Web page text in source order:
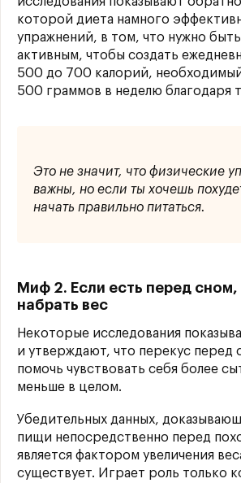
которой диета намного
упражнений, в том, что нужно
активным, чтобы создать
500 до 700 калорий,
500 граммов в неделю благодаря
Это не значит, что физические
важны, но если ты хочешь
начать правильно питаться.
Миф 2. Если есть перед
набрать вес
Некоторые исследования
и утверждают, что перекус перед
помочь чувствовать себя более
меньше в целом.
Убедительных данных,
пищи непосредственно перед
является фактором увеличения
существует. Играет роль только